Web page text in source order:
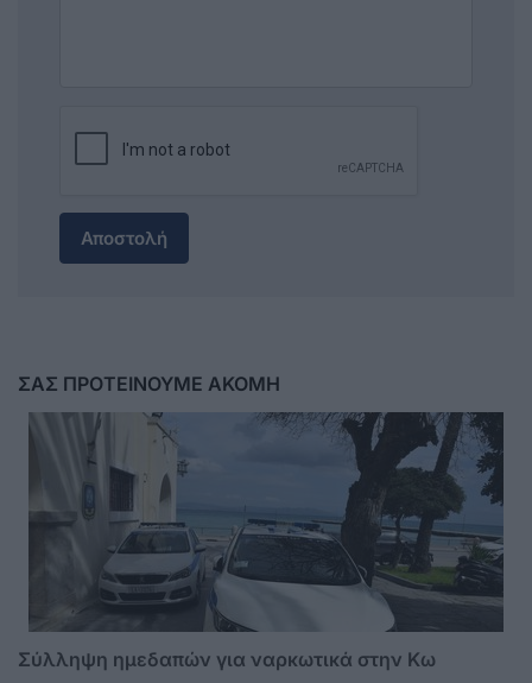
Αποστολή
ΣΑΣ ΠΡΟΤΕΙΝΟΥΜΕ ΑΚΟΜΗ
Σύλληψη ημεδαπών για ναρκωτικά στην Κω